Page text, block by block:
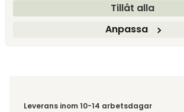
Tillåt alla
Anpassa
Lägg i varukorg
Leverans inom 10-14 arbetsdagar